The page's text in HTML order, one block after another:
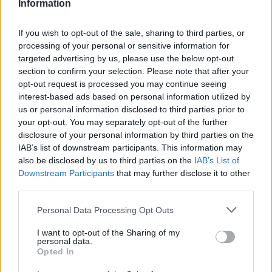
Information
If you wish to opt-out of the sale, sharing to third parties, or
processing of your personal or sensitive information for
targeted advertising by us, please use the below opt-out
section to confirm your selection. Please note that after your
opt-out request is processed you may continue seeing
interest-based ads based on personal information utilized by
us or personal information disclosed to third parties prior to
your opt-out. You may separately opt-out of the further
disclosure of your personal information by third parties on the
IAB’s list of downstream participants. This information may
also be disclosed by us to third parties on the IAB’s List of
Downstream Participants that may further disclose it to other
Please note that this website/app uses one or more Google
not limited to your visit or usage behaviour. You may click to
grant or deny consent to Google and its third-party tags to
use your data for below specified purposes in below Google
Personal Data Processing Opt Outs
I want to opt-out of the Sharing of my
personal data.
Opted In
(VNST)
Ethereum
(ETH)
$1,921.06
$0.999
USDEX
(USDEX)
$1.07
PLUS LUS